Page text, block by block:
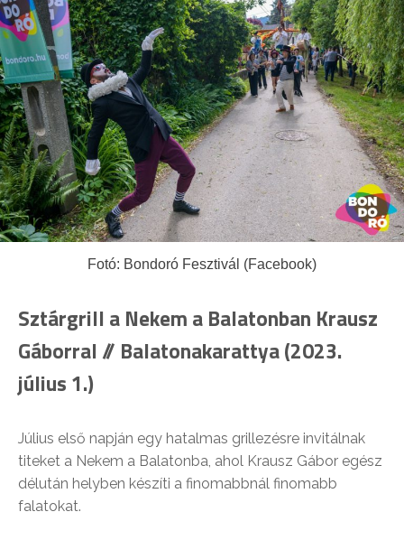
Fotó: Bondoró Fesztivál (Facebook)
Sztárgrill a Nekem a Balatonban Krausz
Gáborral // Balatonakarattya (2023.
július 1.)
Július első napján egy hatalmas grillezésre invitálnak
titeket a Nekem a Balatonba, ahol Krausz Gábor egész
délután helyben készíti a finomabbnál finomabb
falatokat.